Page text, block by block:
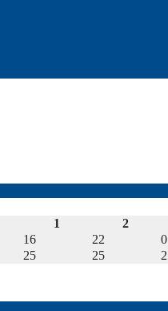
1 2
16 22 0
25 25 2